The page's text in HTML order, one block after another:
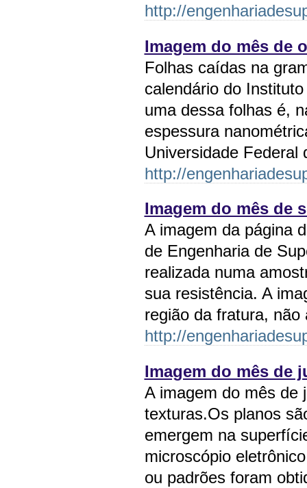
http://
Imagem do mês de
Folhas caídas na
calendário do
uma dessa folhas é,
espessura
Universidade
http://
Imagem do mês de
A imagem da página
de Engenharia de
realizada numa
sua resistência. A
região da fratura,
http://
Imagem do mês de
A imagem do mês de
texturas.Os planos
emergem na
microscópio
ou padrões foram